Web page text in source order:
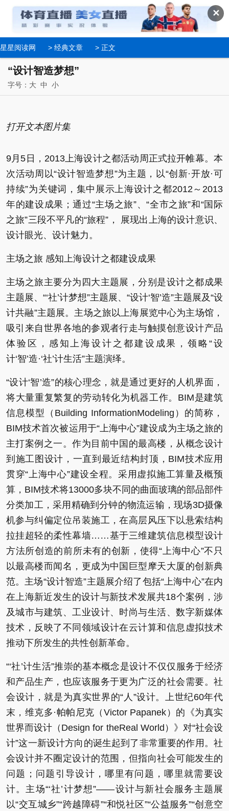
✕
星星阅读网 > 经典文章 > 正文
“设计智造梦想”
字号： 大 中 小
打开文本图片集
9月5日，2013上海设计之都活动周正式拉开帷幕。本
次活动周以“设计智造梦想”为主题，以“创新·开放·可
持续”为关键词，集中展示上海设计之都2012～2013
年的建设成果；通过“主场之旅”、“全市之旅”和“国际
之旅”三段不平凡的“旅程”， 展现出上海的设计意识、
设计眼光、设计魅力。
主场之旅 感知上海设计之都建设成果
主场之旅主要分为四大主题展，分别是设计之都成果
主题展、“‘社’计梦想”主题展、“设计‘智’造”主题展及“设
计共融”主题展。主场之旅以上海展览中心为主场馆，
吸引来自世界各地的参观者行走与触摸创意设计产品
体验区，感知上海设计之都建设成果，领略“设
计‘智’造·‘社’计生活”主题演绎。
“设计‘智’造”的核心理念，就是通过更好的人机界面，
将大量重复繁复的劳动转化为机器工作。BIM是建筑
信息模型（Building InformationModeling）的简称，
BIM技术首次被运用于“上海中心”建设成为主场之旅的
主打案例之一。作为目前中国的最高楼，从概念设计
到施工图设计，一直到最近结构封顶，BIM技术应用
贯穿“上海中心”建设全程。采用虚拟施工算量及概预
算，BIM技术将13000多块不同的曲面玻璃的部品部件
分类加工，采用精确到分钟的物流运输，现场3D摄像
机参与纠偏定位吊装施工，在高层风压下以悬索结构
拉挂超轻的柔性幕墙……基于三维建筑信息模型设计
方法所创造的前所未有的创新，使得“上海中心”不只
以最高楼而闻名，更成为中国巨型摩天大厦的创新典
范。主场“设计智造”主题展介绍了包括“上海中心”在内
在上海新近发生的设计与新技术发展共18个案例，涉
及城市与建筑、工业设计、时尚与生活、数字新媒体
技术，反映了不同领域设计在云计算和信息虚拟技术
推动下所发生的共性创新革命。
“‘社’计生活”推崇的基本概念是设计不仅仅服务于经济
和产品生产，也应该服务于更为广泛的社会需要。社
会设计，就是为真实世界的“人”设计。上世纪60年代
末，维克多·帕帕尼克（Victor Papanek）的《为真实
世界而设计（Design for theReal World）》对“社会设
计”这一新设计方向的诞生起到了非常重要的作用。社
会设计并不圈定设计的范围，但指向社会可能发生的
问题；问题引导设计，哪里有问题，哪里就需要设
计。主场“‘社’计梦想”——设计与新社会服务主题展
以“交互城乡”“跨越障碍”“和悦社区”“公益服务”“创意空